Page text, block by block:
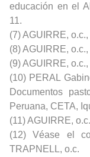
educación en el
11.
(7) AGUIRRE, o.c.,
(8) AGUIRRE, o.c.,
(9) AGUIRRE, o.c.,
(10) PERAL
Documentos
Peruana, CETA,
(11) AGUIRRE,
(12) Véase el
TRAPNELL, o.c.